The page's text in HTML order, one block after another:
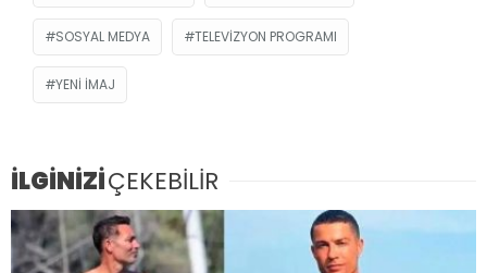
SOSYAL MEDYA TELEVIZYON PROGRAMI
YENI IMAJ
İLGİNİZİÇEKEBİLİR